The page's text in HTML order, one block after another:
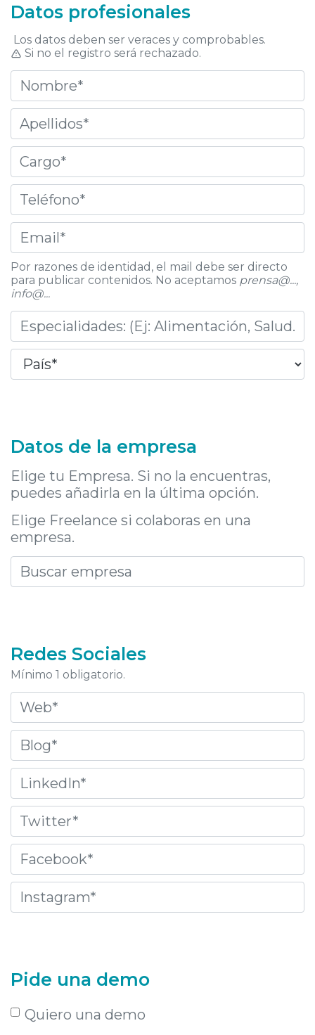
Datos profesionales
Los datos deben ser veraces y comprobables.
Si no el registro será rechazado.
Por razones de identidad, el mail debe ser directo
para publicar contenidos. No aceptamos prensa@...,
info@...
Datos de la empresa
Elige tu Empresa. Si no la encuentras,
puedes añadirla en la última opción.
Elige Freelance si colaboras en una
empresa.
Redes Sociales
Mínimo 1 obligatorio.
Pide una demo
Quiero una demo